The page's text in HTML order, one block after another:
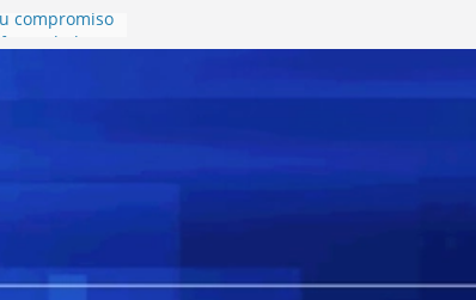
compromiso
artesanal
qué
que
la
el